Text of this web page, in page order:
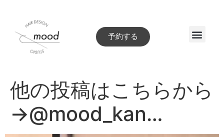
予約する
他の投稿はこちらから
→@mood_kan…